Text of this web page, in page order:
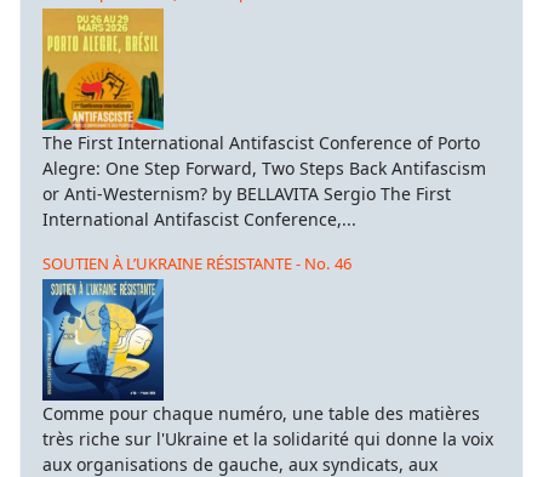
The First International Antifascist Conference of Porto
Alegre: One Step Forward, Two Steps Back Antifascism
or Anti-Westernism? by BELLAVITA Sergio The First
International Antifascist Conference,...
SOUTIEN À L’UKRAINE RÉSISTANTE - No. 46
Comme pour chaque numéro, une table des matières
très riche sur l'Ukraine et la solidarité qui donne la voix
aux organisations de gauche, aux syndicats, aux